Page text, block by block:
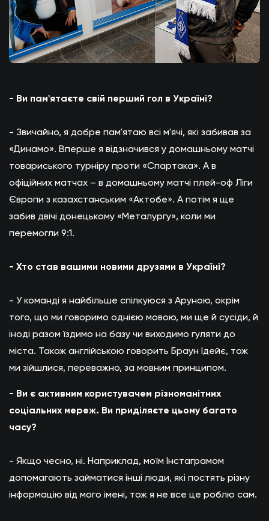
- Ви пам'ятаєте свій перший гол в Україні?
- Звичайно, я добре пам'ятаю всі м'ячі, які забивав за
«Динамо». Вперше я відзначився у домашньому матчі
товариського турніру проти «Спартака». А в
офіційних матчах – в домашньому матчі плей-оф Ліги
Європи з казахстанським «Актобе». А потім я ще
забив двічі донецькому «Металургу», коли ми
перемогли 9:1.
- Хто став вашими новими друзями в Україні?
- У команді я найбільше спілкуюся з Аруною, окрім
того, що ми говоримо однією мовою, ми ще й сусіди, й
іноді разом їздимо на базу чи виходимо гуляти до
міста. Також англійською говорить Браун Ідейє, тож
ми зійшлися, переважно, за мовним принципом.
- Ви є активним користувачем різноманітних
соціальних мереж. Ви приділяєте цьому багато
часу?
- Якщо чесно, ні. Наприклад, моїм Інстаграмом
допомагають займатися інші люди, які постять різну
інформацію від мого імені, тож я не все це роблю сам.